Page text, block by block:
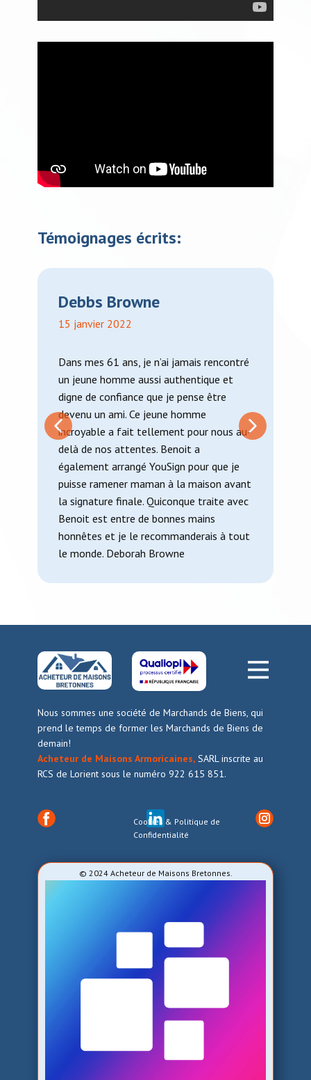
Témoignages écrits:
Debbs Browne
15 janvier 2022
Dans mes 61 ans, je n’ai jamais rencontré
un jeune homme aussi authentique et
digne de confiance que je pense être
devenu un ami. Ce jeune homme
incroyable a fait tellement pour nous au-
delà de nos attentes. Benoit a
également arrangé YouSign pour que je
puisse ramener maman à la maison avant
la signature finale. Quiconque traite avec
Benoit est entre de bonnes mains
honnêtes et je le recommanderais à tout
le monde. Deborah Browne
Nous sommes une société de Marchands de Biens, qui
prend le temps de former les Marchands de Biens de
demain!
Acheteur de Maisons Armoricaines, SARL inscrite au
RCS de Lorient sous le numéro 922 615 851.
Cookies & Politique de
Confidentialité
© 2024 Acheteur de Maisons Bretonnes.